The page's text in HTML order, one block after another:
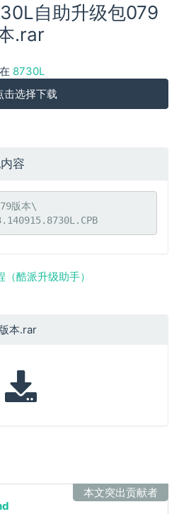
自助升级包079
.rar
8730L
选择下载
容
版本\
酷派升级助手）
本.rar
本文突出贡献者